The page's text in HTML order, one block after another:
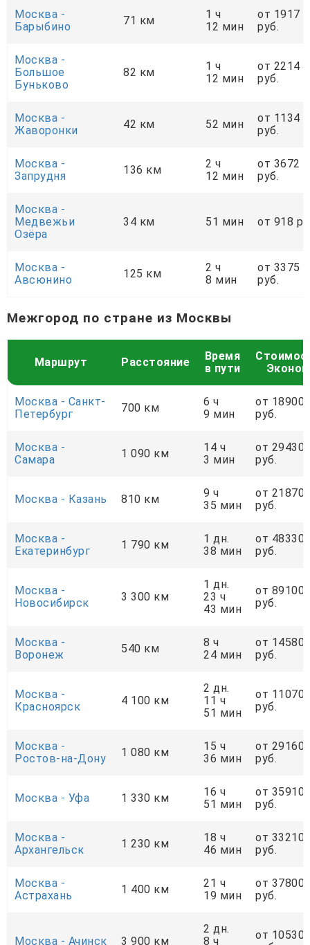
Москва -
Барыбино
71 км
1 ч
12 мин
от 1917
руб.
Москва -
Большое
Буньково
82 км
1 ч
12 мин
от 2214
руб.
Москва -
Жаворонки
42 км 52 мин
от 1134
руб.
Москва -
Запрудня
136 км
2 ч
12 мин
от 3672
руб.
Москва -
Медвежьи
Озёра
34 км 51 мин от 918
Москва -
Авсюнино
125 км
2 ч
8 мин
от 3375
руб.
Межгород по стране из Москвы
Маршрут Расстояние
Время
в пути
Эконом
Москва - Санкт-
Петербург
700 км
6 ч
9 мин
от 18900
руб.
Москва -
Самара
1 090 км
14 ч
3 мин
от 29430
руб.
Москва - Казань 810 км
9 ч
35 мин
от 21870
руб.
Москва -
Екатеринбург
1 790 км
1 дн.
38 мин
от 48330
руб.
Москва -
Новосибирск
3 300 км
1 дн.
23 ч
43 мин
от 89100
руб.
Москва -
Воронеж
540 км
8 ч
24 мин
от 14580
руб.
Москва -
Красноярск
4 100 км
2 дн.
11 ч
51 мин
от
руб.
Москва -
Ростов-на-Дону
1 080 км
15 ч
36 мин
от 29160
руб.
Москва - Уфа 1 330 км
16 ч
51 мин
от 35910
руб.
Москва -
Архангельск
1 230 км
18 ч
46 мин
от 33210
руб.
Москва -
Астрахань
1 400 км
21 ч
19 мин
от 37800
руб.
Москва - Ачинск 3 900 км
2 дн.
8 ч
от